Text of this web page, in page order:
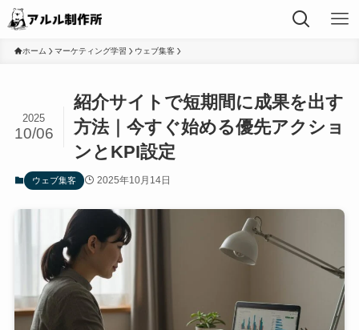
ホーム マーケティング学習 ウェブ集客
紹介サイトで短期間に成果を出す
方法｜今すぐ始める優先アクショ
ンとKPI設定
2025
10/06
ウェブ集客 2025年10月14日